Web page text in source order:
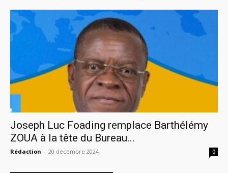
Joseph Luc Foading remplace Barthélémy
ZOUA à la tête du Bureau...
Rédaction - 20 décembre 2024 0